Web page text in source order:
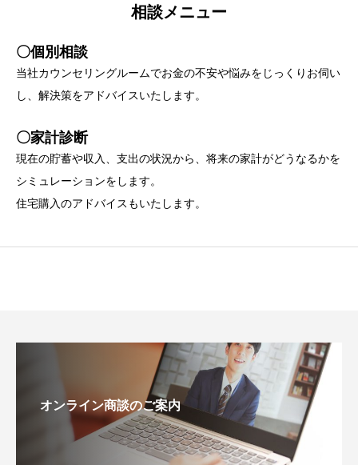
相談メニュー
〇個別相談
当社カウンセリングルームでお金の不安や悩みをじっくりお伺い
し、解決策をアドバイスいたします。
〇家計診断
現在の貯蓄や収入、支出の状況から、将来の家計がどうなるかを
シミュレーションをします。
住宅購入のアドバイスもいたします。
オンライン商談のご案内